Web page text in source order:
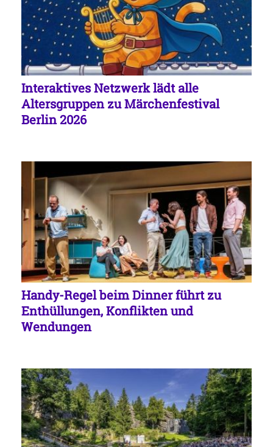
Interaktives Netzwerk lädt alle
Altersgruppen zu Märchenfestival
Berlin 2026
Handy-Regel beim Dinner führt zu
Enthüllungen, Konflikten und
Wendungen